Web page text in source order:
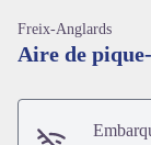
Freix-Anglards
Aire de